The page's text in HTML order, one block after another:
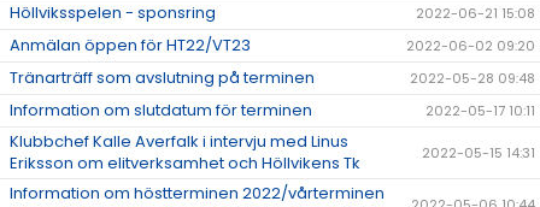
Höllviksspelen - sponsring 2022-06-21 15:08
Anmälan öppen för HT22/VT23 2022-06-02 09:20
Tränarträff som avslutning på terminen 2022-05-28 09:48
Information om slutdatum för terminen 2022-05-17 10:11
Klubbchef Kalle Averfalk i intervju med Linus
Eriksson om elitverksamhet och Höllvikens Tk
2022-05-15 14:31
Information om höstterminen 2022/vårterminen